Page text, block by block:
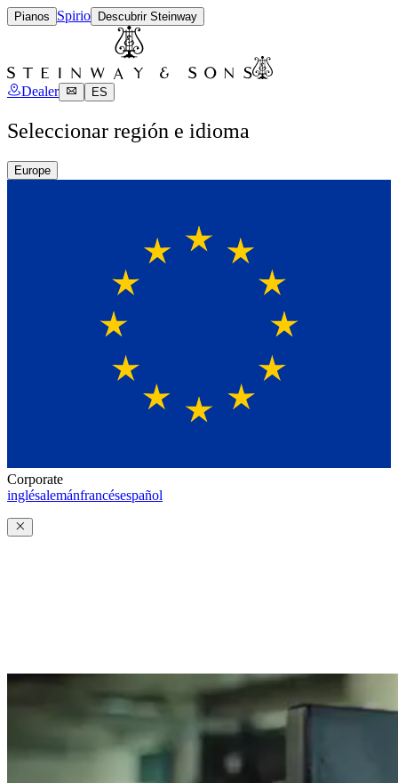
Pianos Spirio Descubrir Steinway
Dealer ES
Seleccionar región e idioma
Europe
Corporate
inglésalemánfrancésespañol